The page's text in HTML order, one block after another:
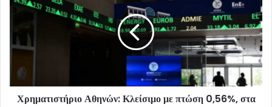
Χρηματιστήριο Αθηνών: Κλείσιμο με πτώση 0,56%, στα